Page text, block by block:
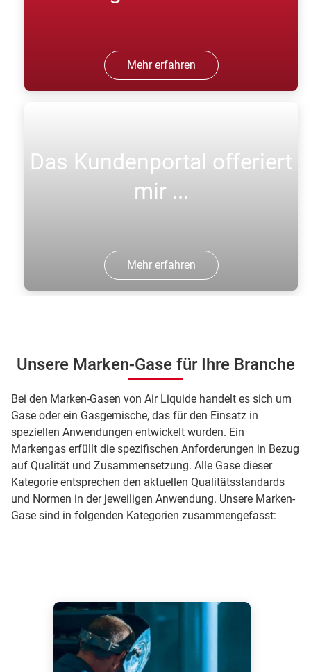
Mehr erfahren
Das Kundenportal offeriert
mir ...
Mehr erfahren
Unsere Marken-Gase für Ihre Branche
Bei den Marken-Gasen von Air Liquide handelt es sich um
Gase oder ein Gasgemische, das für den Einsatz in
speziellen Anwendungen entwickelt wurden. Ein
Markengas erfüllt die spezifischen Anforderungen in Bezug
auf Qualität und Zusammensetzung. Alle Gase dieser
Kategorie entsprechen den aktuellen Qualitätsstandards
und Normen in der jeweiligen Anwendung. Unsere Marken-
Gase sind in folgenden Kategorien zusammengefasst: